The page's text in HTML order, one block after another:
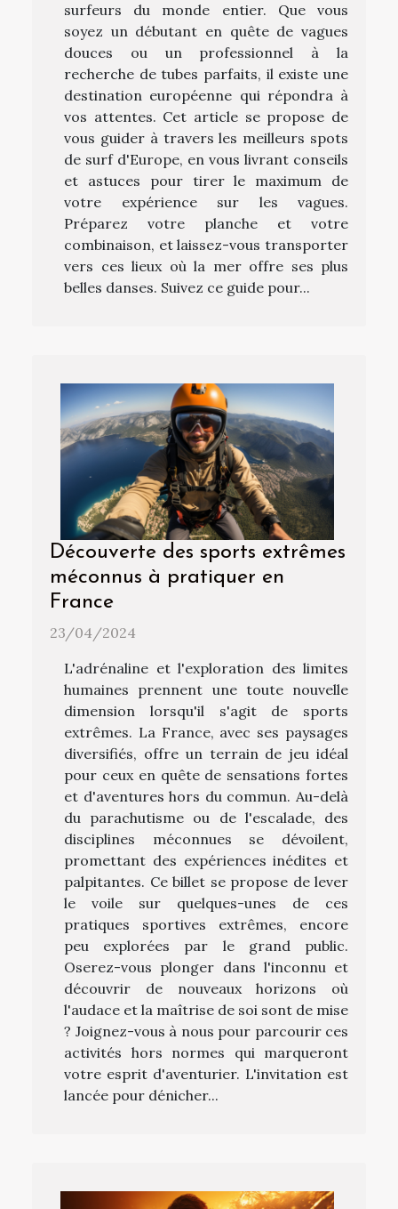
surfeurs du monde entier. Que vous
soyez un débutant en quête de vagues
douces ou un professionnel à la
recherche de tubes parfaits, il existe une
destination européenne qui répondra à
vos attentes. Cet article se propose de
vous guider à travers les meilleurs spots
de surf d'Europe, en vous livrant conseils
et astuces pour tirer le maximum de
votre expérience sur les vagues.
Préparez votre planche et votre
combinaison, et laissez-vous transporter
vers ces lieux où la mer offre ses plus
belles danses. Suivez ce guide pour...
Découverte des sports extrêmes
méconnus à pratiquer en
France
23/04/2024
L'adrénaline et l'exploration des limites
humaines prennent une toute nouvelle
dimension lorsqu'il s'agit de sports
extrêmes. La France, avec ses paysages
diversifiés, offre un terrain de jeu idéal
pour ceux en quête de sensations fortes
et d'aventures hors du commun. Au-delà
du parachutisme ou de l'escalade, des
disciplines méconnues se dévoilent,
promettant des expériences inédites et
palpitantes. Ce billet se propose de lever
le voile sur quelques-unes de ces
pratiques sportives extrêmes, encore
peu explorées par le grand public.
Oserez-vous plonger dans l'inconnu et
découvrir de nouveaux horizons où
l'audace et la maîtrise de soi sont de mise
? Joignez-vous à nous pour parcourir ces
activités hors normes qui marqueront
votre esprit d'aventurier. L'invitation est
lancée pour dénicher...